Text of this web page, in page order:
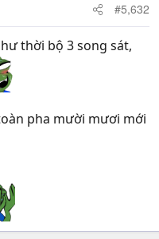
#5,632
thời bộ 3 song sát,
pha mười mươi mới